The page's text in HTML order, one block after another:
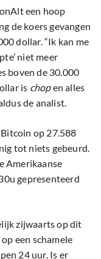
een hoop
de koers gevangen
dollar. “Ik kan me
niet meer
boven de 30.000
is chopen alles
de analist.
op 27.588
tot niets gebeurd.
Amerikaanse
gepresenteerd
zijwaarts op dit
een schamele
24 uur. Is er